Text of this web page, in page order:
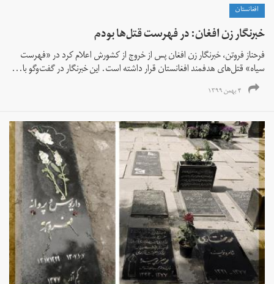
افغانستان
خبرنگار زن افغان: در فهرست قتل‌ها بودم
فرحناز فروتن، خبرنگار زن افغان پس از خروج از کشورش اعلام کرد در «فهرست
سیاه» قتل‌های هدفمند افغانستان قرار داشته است. این خبرنگار در گفت‌وگو با...
۴ بهمن ۱۳۹۹